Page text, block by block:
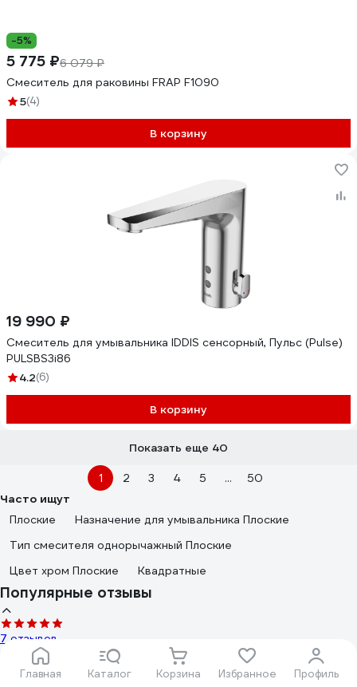
Главная Каталог Корзина Избранное Профиль
-5%
5 775 ₽6 079 ₽
Смеситель для раковины FRAP F1090
5(4)
В корзину
19 990 ₽
Смеситель для умывальника IDDIS сенсорный, Пульс (Pulse)
PULSBS3i86
4.2(6)
В корзину
Показать еще 40
1 2 3 4 5 ...
50
Часто ищут
Плоские
Назначение для умывальника Плоские
Тип смесителя однорычажный Плоские
Цвет хром Плоские
Квадратные
Популярные отзывы
7 отзывов
Отзыв о Oras Optima 1714F